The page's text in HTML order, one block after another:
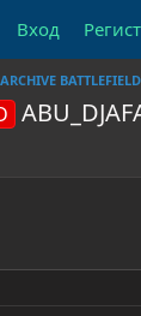
Вход
BATTLEFIELD